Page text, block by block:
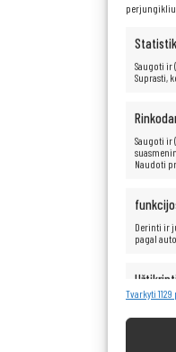
Saugoti ir
Suprasti,
Saugoti ir
Naudoti
Derinti ir
pagal
turinio
Tvarkyti